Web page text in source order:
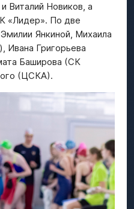
Виталий Новиков, а
«Лидер». По две
Янкиной, Михаила
Григорьева
Баширова (СК
(ЦСКА).